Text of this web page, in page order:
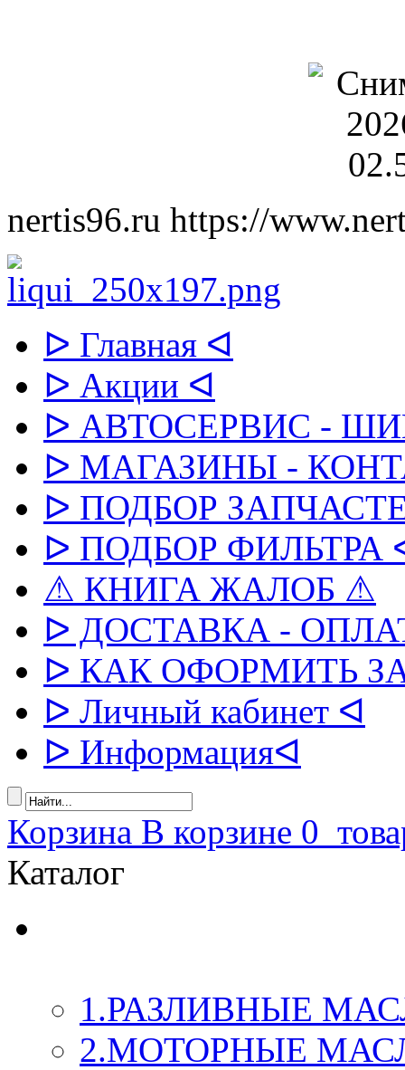
nertis96.ru https://
ᐅ Главная ᐊ
ᐅ Акции ᐊ
ᐅ АВТОСЕРВИС -
ᐅ МАГАЗИНЫ -
ᐅ ПОДБОР
ᐅ ПОДБОР ФИЛЬТРА
⚠ КНИГА ЖАЛОБ ⚠
ᐅ ДОСТАВКА -
ᐅ КАК ОФОРМИТЬ
ᐅ Личный кабинет ᐊ
ᐅ Информацияᐊ
Корзина В корзине 0
Каталог
1.РАЗЛИВНЫЕ
2.МОТОРНЫЕ